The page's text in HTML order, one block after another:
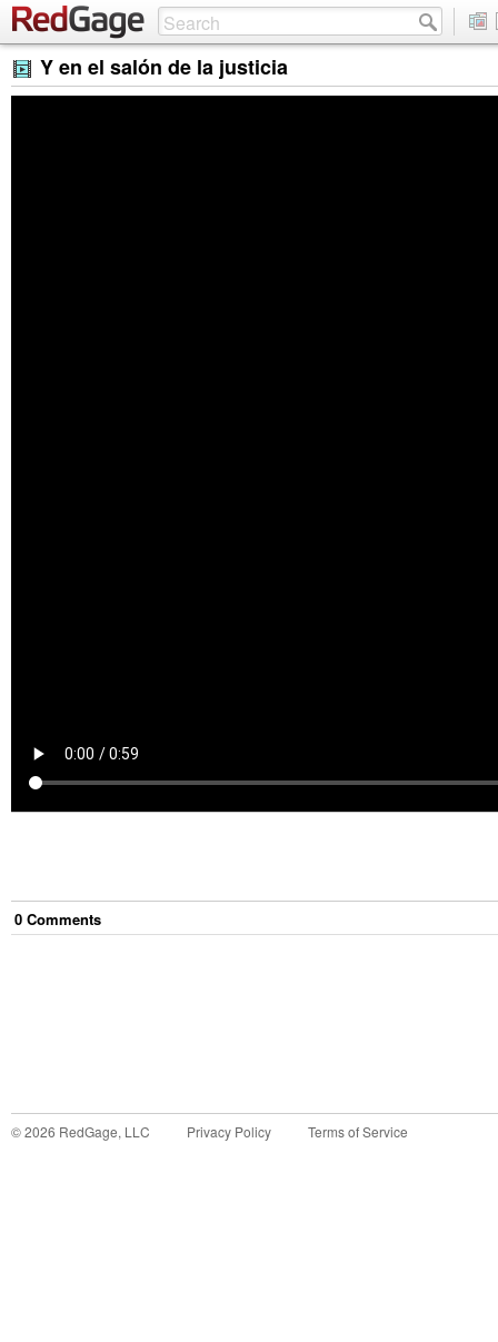
Y en el salón de la justicia
0 Comments
©2026 RedGage, LLC Privacy Policy Terms of Service